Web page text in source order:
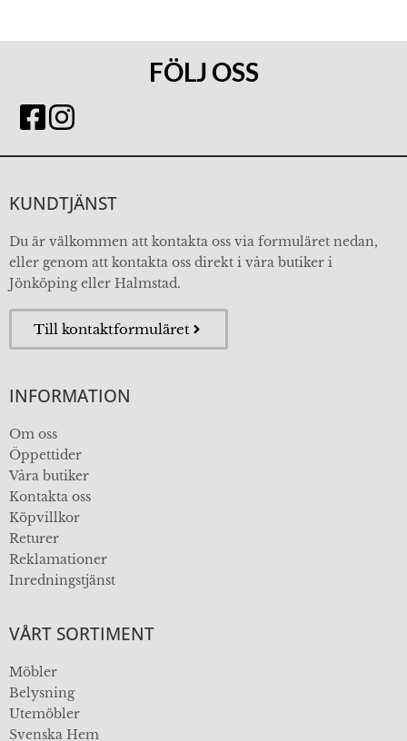
FÖLJ OSS
KUNDTJÄNST
Du är välkommen att kontakta oss via formuläret nedan,
eller genom att kontakta oss direkt i våra butiker i
Jönköping eller Halmstad.
Till kontaktformuläret
INFORMATION
Om oss
Öppettider
Våra butiker
Kontakta oss
Köpvillkor
Returer
Reklamationer
Inredningstjänst
VÅRT SORTIMENT
Möbler
Belysning
Utemöbler
Svenska Hem